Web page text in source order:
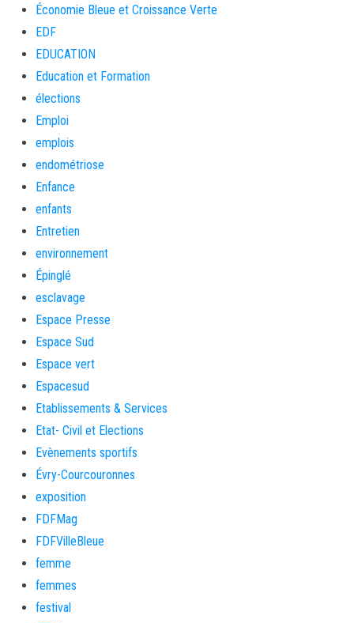
Économie Bleue et Croissance Verte
EDF
EDUCATION
Education et Formation
élections
Emploi
emplois
endométriose
Enfance
enfants
Entretien
environnement
Épinglé
esclavage
Espace Presse
Espace Sud
Espace vert
Espacesud
Etablissements & Services
Etat- Civil et Elections
Evènements sportifs
Évry-Courcouronnes
exposition
FDFMag
FDFVilleBleue
femme
femmes
festival